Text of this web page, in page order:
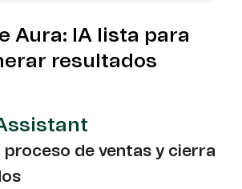
Aura: IA lista para
resultados
proceso de ventas y cierra